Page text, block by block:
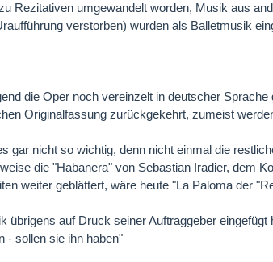
Rezitativen umgewandelt worden, Musik aus
verstorben) wurden als Balletmusik
die Oper noch vereinzelt in deutscher
Originalfassung zurückgekehrt, zumeist
gar nicht so wichtig, denn nicht einmal die
die "Habanera" von Sebastian Iradier, dem
weiter geblättert, wäre heute "La Paloma der
übrigens auf Druck seiner Auftraggeber
- sollen sie ihn haben"